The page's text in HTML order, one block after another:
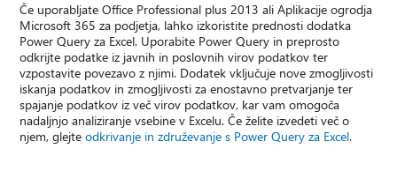
Če uporabljate Office Professional plus 2013 ali Aplikacije ogrodja
Microsoft 365 za podjetja, lahko izkoristite prednosti dodatka
Power Query za Excel. Uporabite Power Query in preprosto
odkrijte podatke iz javnih in poslovnih virov podatkov ter
vzpostavite povezavo z njimi. Dodatek vključuje nove zmogljivosti
iskanja podatkov in zmogljivosti za enostavno pretvarjanje ter
spajanje podatkov iz več virov podatkov, kar vam omogoča
nadaljnjo analiziranje vsebine v Excelu. Če želite izvedeti več o
njem, glejteodkrivanje in združevanje s Power Query za Excel.